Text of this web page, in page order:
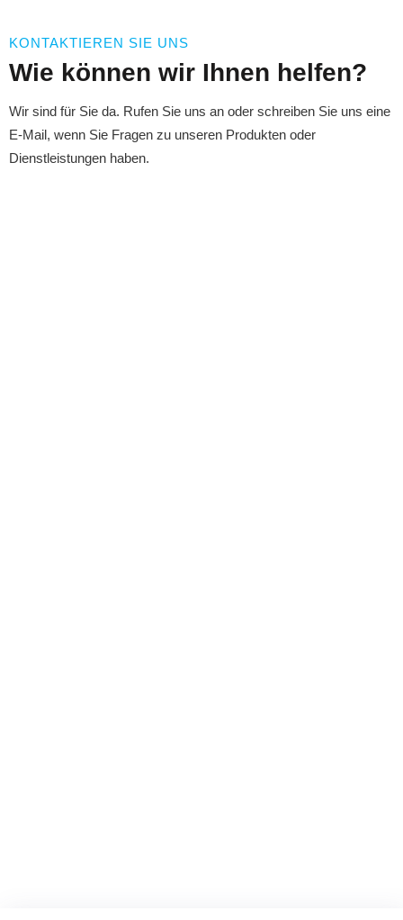
KONTAKTIEREN SIE UNS
Wie können wir Ihnen helfen?
Wir sind für Sie da. Rufen Sie uns an oder schreiben Sie uns eine
E-Mail, wenn Sie Fragen zu unseren Produkten oder
Dienstleistungen haben.